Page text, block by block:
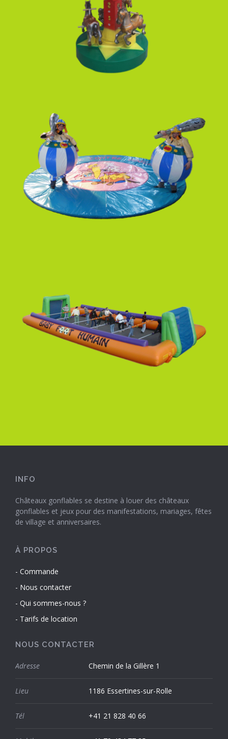
INFO
Châteaux gonflables se destine à louer des châteaux
gonflables et jeux pour des manifestations, mariages, fêtes
de village et anniversaires.
À PROPOS
Commande
Nous contacter
Qui sommes-nous ?
Tarifs de location
NOUS CONTACTER
Adresse Chemin de la Gillère 1
Lieu 1186 Essertines-sur-Rolle
Tél +41 21 828 40 66